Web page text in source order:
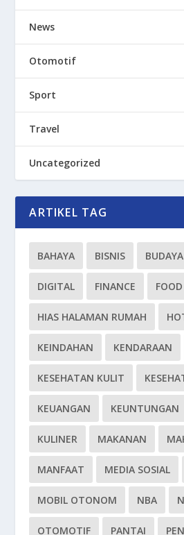
News
Otomotif
Sport
Travel
Uncategorized
ARTIKEL TAG
BAHAYA BISNIS BUDAYA
DIGITAL FINANCE FOOD
HIAS HALAMAN RUMAH
KEINDAHAN KENDARAAN
KESEHATAN KULIT
KEUANGAN KEUNTUNGAN
KULINER MAKANAN
MANFAAT MEDIA SOSIAL
MOBIL OTONOM NBA
OTOMOTIF PANTAI